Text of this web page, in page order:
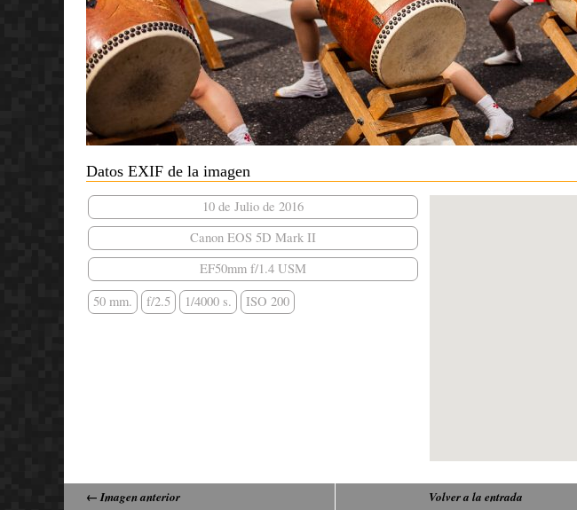
Datos EXIF de la imagen
10 de Julio de 2016
Canon EOS 5D Mark II
EF50mm f/1.4 USM
50 mm.
f/2.5 1/4000 s. ISO 200
Volver a la entrada
← Imagen anterior